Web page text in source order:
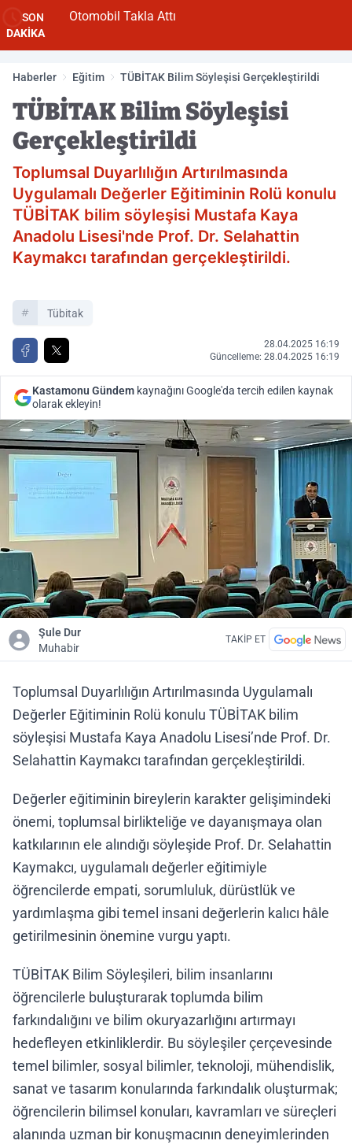
SON
DAKİKA
Otomobil Takla Attı
Haberler Eğitim TÜBİTAK Bilim Söyleşisi Gerçekleştirildi
TÜBİTAK Bilim Söyleşisi
Gerçekleştirildi
Toplumsal Duyarlılığın Artırılmasında
Uygulamalı Değerler Eğitiminin Rolü konulu
TÜBİTAK bilim söyleşisi Mustafa Kaya
Anadolu Lisesi'nde Prof. Dr. Selahattin
Kaymakcı tarafından gerçekleştirildi.
Tübitak
28.04.2025 16:19
Güncelleme: 28.04.2025 16:19
Kastamonu Gündem kaynağını Google'da tercih edilen kaynak
olarak ekleyin!
Şule Dur
Muhabir
TAKİP ET
Toplumsal Duyarlılığın Artırılmasında Uygulamalı
Değerler Eğitiminin Rolü konulu TÜBİTAK bilim
söyleşisi Mustafa Kaya Anadolu Lisesi’nde Prof. Dr.
Selahattin Kaymakcı tarafından gerçekleştirildi.
Değerler eğitiminin bireylerin karakter gelişimindeki
önemi, toplumsal birlikteliğe ve dayanışmaya olan
katkılarının ele alındığı söyleşide Prof. Dr. Selahattin
Kaymakcı, uygulamalı değerler eğitimiyle
öğrencilerde empati, sorumluluk, dürüstlük ve
yardımlaşma gibi temel insani değerlerin kalıcı hâle
getirilmesinin önemine vurgu yaptı.
TÜBİTAK Bilim Söyleşileri, bilim insanlarını
öğrencilerle buluşturarak toplumda bilim
farkındalığını ve bilim okuryazarlığını artırmayı
hedefleyen etkinliklerdir. Bu söyleşiler çerçevesinde
temel bilimler, sosyal bilimler, teknoloji, mühendislik,
sanat ve tasarım konularında farkındalık oluşturmak;
öğrencilerin bilimsel konuları, kavramları ve süreçleri
alanında uzman bir konuşmacının deneyimlerinden